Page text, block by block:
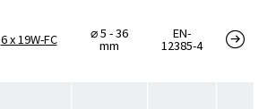
6 x 19W-FC ⌀ 5 - 36
mm
EN-
12385-4